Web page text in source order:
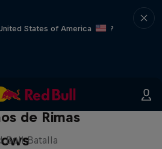
States of America
?
Nueva Historia:
de Rimas
Bull Batalla